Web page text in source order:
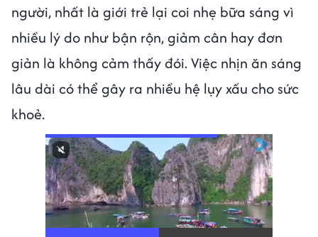
người, nhất là giới trẻ lại coi nhẹ bữa sáng vì
nhiều lý do như bận rộn, giảm cân hay đơn
giản là không cảm thấy đói. Việc nhịn ăn sáng
lâu dài có thể gây ra nhiều hệ lụy xấu cho sức
khoẻ.